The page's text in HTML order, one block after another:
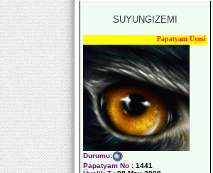
SUYUNGIZEMI
Papatyam Üyesi
Durumu:
Papatyam No : 1441